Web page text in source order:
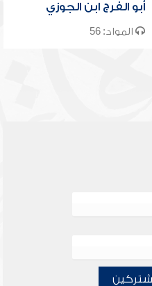
أبو الفرج ابن الجوزي
المواد: 56